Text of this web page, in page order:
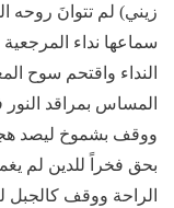
زيني) لم تتوانَ روحه
سماعها نداء المرجعية
النداء واقتحم سوح
المساس بمراقد
ووقف بشموخ ليصد
بحق فخراً للدين لم
الراحة ووقف